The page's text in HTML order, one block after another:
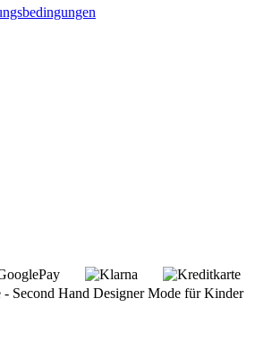
Second Hand Designer Mode für Kinder